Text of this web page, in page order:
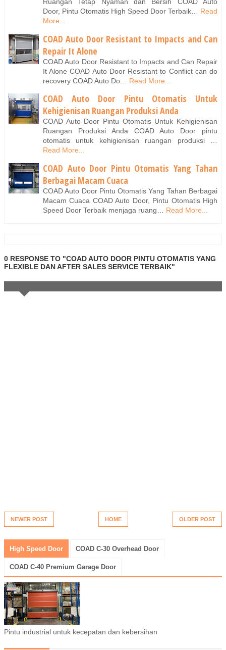
Ruangan Tetap Nyaman dan Bersih COAD Auto
Door, Pintu Otomatis High Speed Door Terbaik… Read
More...
COAD Auto Door Resistant to Impacts and Can
Repair It Alone
COAD Auto Door Resistant to Impacts and Can Repair
It Alone COAD Auto Door Resistant to Conflict can do
recovery COAD Auto Do…
Read More...
COAD Auto Door Pintu Otomatis Untuk
Kehigienisan Ruangan Produksi Anda
COAD Auto Door Pintu Otomatis Untuk Kehigienisan
Ruangan Produksi Anda COAD Auto Door pintu
otomatis untuk kehigienisan ruangan produksi …
Read More...
COAD Auto Door Pintu Otomatis Yang Tahan
Berbagai Macam Cuaca
COAD Auto Door Pintu Otomatis Yang Tahan Berbagai
Macam Cuaca COAD Auto Door, Pintu Otomatis High
Speed Door Terbaik menjaga ruang…
Read More...
0 RESPONSE TO "COAD AUTO DOOR PINTU OTOMATIS YANG
FLEXIBLE DAN AFTER SALES SERVICE TERBAIK"
NEWER POST OLDER POST
HOME
High Speed Door COAD C-30 Overhead Door
COAD C-40 Premium Garage Door
Pintu industrial untuk kecepatan dan kebersihan